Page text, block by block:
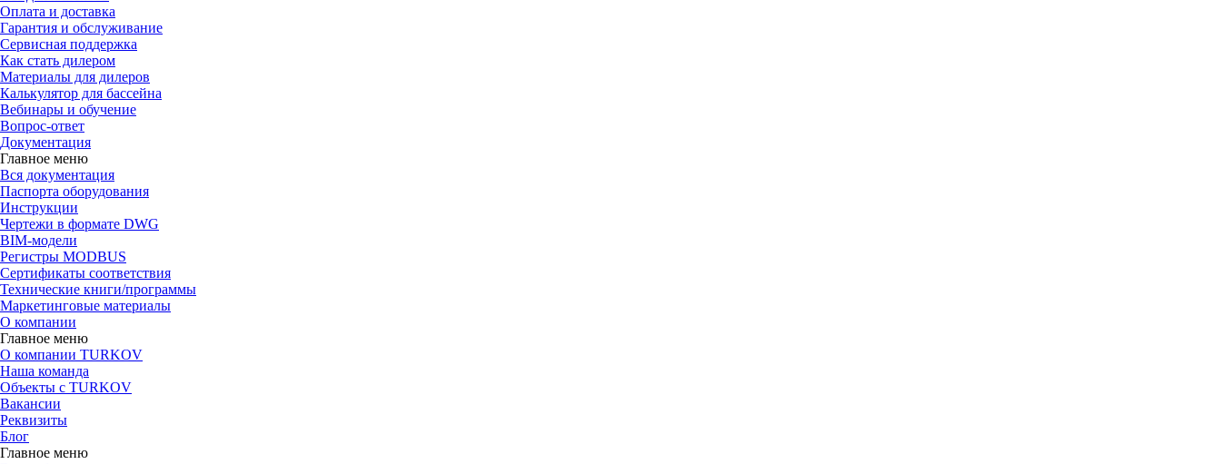
Оплата и доставка
Гарантия и обслуживание
Сервисная поддержка
Как стать дилером
Материалы для дилеров
Калькулятор для бассейна
Вебинары и обучение
Вопрос-ответ
Документация
Главное меню
Вся документация
Паспорта оборудования
Инструкции
Чертежи в формате DWG
BIM-модели
Регистры MODBUS
Сертификаты соответствия
Технические книги/программы
Маркетинговые материалы
О компании
Главное меню
О компании TURKOV
Наша команда
Объекты с TURKOV
Вакансии
Реквизиты
Блог
Главное меню